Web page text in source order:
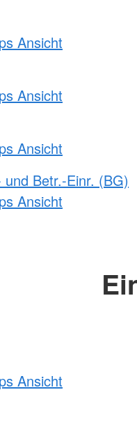
Ansicht
Ansicht
Ansicht
Betr.-Einr. (BG)
Ansicht
Ansicht